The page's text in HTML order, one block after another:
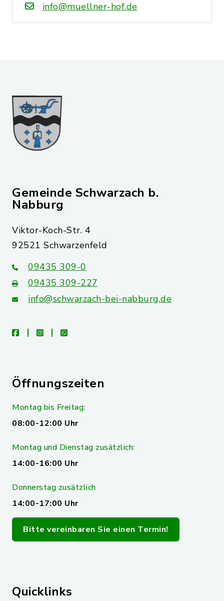
info@muellner-hof.de
Gemeinde Schwarzach b.
Nabburg
Viktor-Koch-Str. 4
92521 Schwarzenfeld
09435 309-0
09435 309-227
info@schwarzach-bei-nabburg.de
facebookinstagramwhatsapp
Öffnungszeiten
Montag bis Freitag:
08:00-12:00 Uhr
Montag und Dienstag zusätzlich:
14:00-16:00 Uhr
Donnerstag zusätzlich
14:00-17:00 Uhr
Bitte vereinbaren Sie einen Termin!
Quicklinks